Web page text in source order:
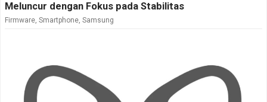
Meluncur dengan Fokus pada Stabilitas
Firmware, Smartphone, Samsung